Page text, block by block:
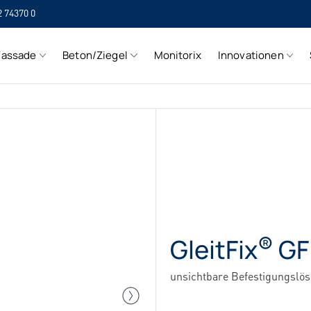
74370 0
Beton/Ziegel Monitorix Innovationen
GleitFix® GF
unsichtbare